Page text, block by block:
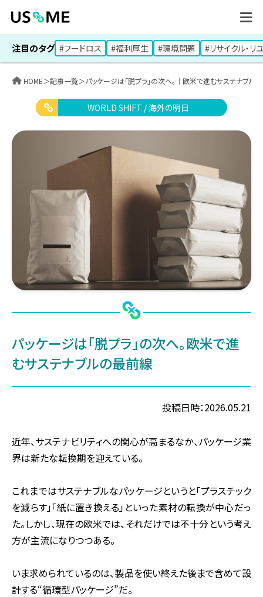
注目のタグ #フードロス #福利厚生 #環境問題 #リサイクル・リ
HOME＞記事一覧＞パッケージは「脱プラ」の次へ。｜欧米で進むサステナブル
WORLD SHIFT / 海外の明日
パッケージは「脱プラ」の次へ。欧米で進
むサステナブルの最前線
投稿日時：2026.05.21
近年、サステナビリティへの関心が高まるなか、パッケージ業
界は新たな転換期を迎えている。
これまではサステナブルなパッケージというと「プラスチック
を減らす」「紙に置き換える」といった素材の転換が中心だっ
た。しかし、現在の欧米では、それだけでは不十分という考え
方が主流になりつつある。
いま求められているのは、製品を使い終えた後まで含めて設
計する“循環型パッケージ”だ。